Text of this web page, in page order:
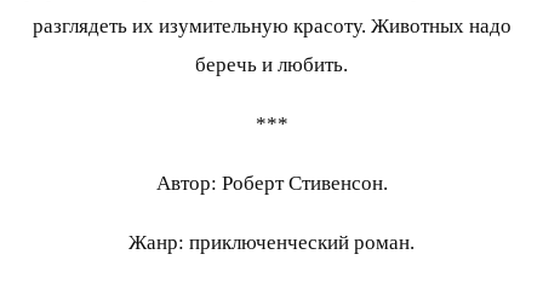
разглядеть их изумительную красоту. Животных надо
беречь и любить.
***
Автор: Роберт Стивенсон.
Жанр: приключенческий роман.